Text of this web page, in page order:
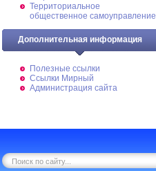
Территориальное
общественное самоуправление
Дополнительная информация
Полезные ссылки
Ссылки Мирный
Администрация сайта